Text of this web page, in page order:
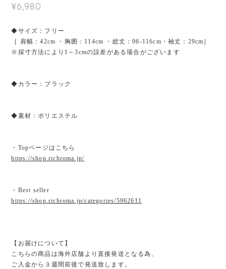
¥6,980
◆サイズ：フリー
［ 肩幅：42cm ・胸囲：114cm ・総丈：96-116cm・袖丈：29cm］
※採寸方法により1～3cmの誤差がある場合がございます
◆カラー：ブラック
◆素材：ポリエステル
・Topページはこちら
https://shop.richroma.jp/
・Best seller
https://shop.richroma.jp/categories/5962611
【お届けについて】
こちらの商品は海外店舗より直接発送となる為、
ご入金から３週間前後で発送致します。